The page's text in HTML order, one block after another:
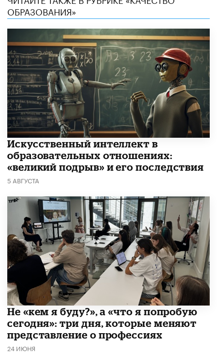
ОБРАЗОВАНИЯ»
​Искусственный интеллект в
образовательных отношениях:
«великий подрыв» и его последствия
5 АВГУСТА
Не «кем я буду?», а «что я попробую
сегодня»: три дня, которые меняют
представление о профессиях
24 ИЮНЯ